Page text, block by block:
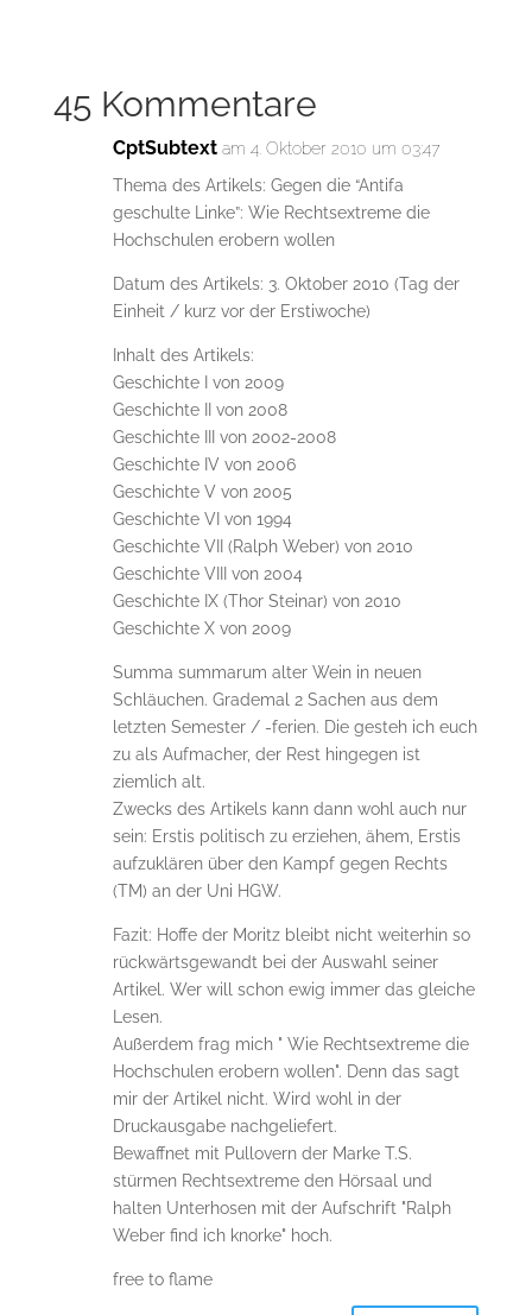
45 Kommentare
CptSubtext am 4. Oktober 2010 um 03:47
Thema des Artikels: Gegen die “Antifa
geschulte Linke”: Wie Rechtsextreme die
Hochschulen erobern wollen
Datum des Artikels: 3. Oktober 2010 (Tag der
Einheit / kurz vor der Erstiwoche)
Inhalt des Artikels:
Geschichte I von 2009
Geschichte II von 2008
Geschichte III von 2002-2008
Geschichte IV von 2006
Geschichte V von 2005
Geschichte VI von 1994
Geschichte VII (Ralph Weber) von 2010
Geschichte VIII von 2004
Geschichte IX (Thor Steinar) von 2010
Geschichte X von 2009
Summa summarum alter Wein in neuen
Schläuchen. Grademal 2 Sachen aus dem
letzten Semester / -ferien. Die gesteh ich euch
zu als Aufmacher, der Rest hingegen ist
ziemlich alt.
Zwecks des Artikels kann dann wohl auch nur
sein: Erstis politisch zu erziehen, ähem, Erstis
aufzuklären über den Kampf gegen Rechts
(TM) an der Uni HGW.
Fazit: Hoffe der Moritz bleibt nicht weiterhin so
rückwärtsgewandt bei der Auswahl seiner
Artikel. Wer will schon ewig immer das gleiche
Lesen.
Außerdem frag mich " Wie Rechtsextreme die
Hochschulen erobern wollen". Denn das sagt
mir der Artikel nicht. Wird wohl in der
Druckausgabe nachgeliefert.
Bewaffnet mit Pullovern der Marke T.S.
stürmen Rechtsextreme den Hörsaal und
halten Unterhosen mit der Aufschrift "Ralph
Weber find ich knorke" hoch.
free to flame